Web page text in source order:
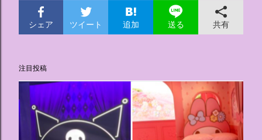
シェア ツイート 追加 送る 共有
注目投稿